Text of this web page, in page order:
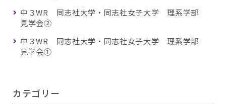
中３WR 同志社大学・同志社女子大学 理系学部
見学会②
中３WR 同志社大学・同志社女子大学 理系学部
見学会①
カテゴリー